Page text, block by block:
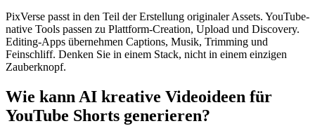
PixVerse passt in den Teil der Erstellung originaler Assets. YouTube-
native Tools passen zu Plattform-Creation, Upload und Discovery.
Editing-Apps übernehmen Captions, Musik, Trimming und
Feinschliff. Denken Sie in einem Stack, nicht in einem einzigen
Zauberknopf.
Wie kann AI kreative Videoideen für
YouTube Shorts generieren?